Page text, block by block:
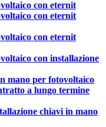
con eternit
con eternit
con eternit
con installazione
mano per fotovoltaico
a lungo termine
chiavi in mano